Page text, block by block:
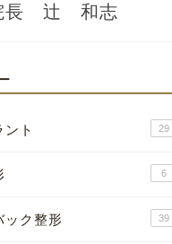
長 辻 和志
ント 29
6
ック整形 39